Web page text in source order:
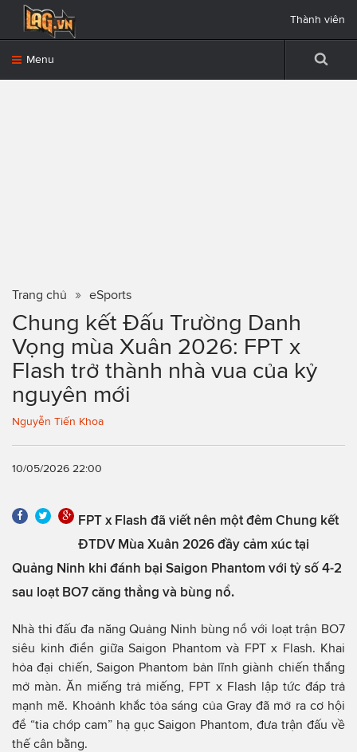
Menu
Thành viên
Trang chủ eSports
Chung kết Đấu Trường Danh
Vọng mùa Xuân 2026: FPT x
Flash trở thành nhà vua của kỷ
nguyên mới
Nguyễn Tiến Khoa
10/05/2026 22:00
FPT x Flash đã viết nên một đêm Chung kết
ĐTDV Mùa Xuân 2026 đầy cảm xúc tại
Quảng Ninh khi đánh bại Saigon Phantom với tỷ số 4-2
sau loạt BO7 căng thẳng và bùng nổ.
Nhà thi đấu đa năng Quảng Ninh bùng nổ với loạt trận BO7
siêu kinh điển giữa Saigon Phantom và FPT x Flash. Khai
hỏa đại chiến, Saigon Phantom bản lĩnh giành chiến thắng
mở màn. Ăn miếng trả miếng, FPT x Flash lập tức đáp trả
mạnh mẽ. Khoảnh khắc tỏa sáng của Gray đã mở ra cơ hội
để “tia chớp cam” hạ gục Saigon Phantom, đưa trận đấu về
thế cân bằng.